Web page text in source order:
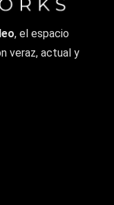
, el espacio
veraz, actual y